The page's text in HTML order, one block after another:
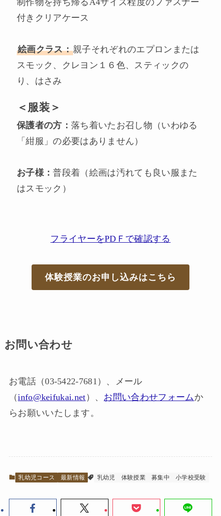
付きクリアケース
絵画クラス：親子それぞれのエプロンまたは
スモック、クレヨン１６色、スティックの
り、はさみ
＜服装＞
保護者の方： 落ち着いたお召し物（いわゆる
「紺服」の必要はありません）
お子様：普段着（絵画は汚れても良い服また
はスモック）
フライヤーをPDＦで確認する
体験授業のお申し込みはこちら
お問い合わせ
お電話（03-5422-7681）、メール
（info@keifukai.net ）、 お問い合わせフォームか
らお願いいたします。
乳幼児コース 最新情報 乳幼児 体験授業 募集中 小学校受験